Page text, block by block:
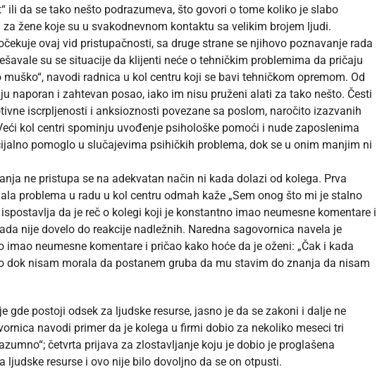
ili da se tako nešto podrazumeva, što govori o tome koliko je slabo
žene koje su u svakodnevnom kontaktu sa velikim brojem ljudi.
ovaj vid pristupačnosti, sa druge strane se njihovo poznavanje rada
su se situacije da klijenti neće o tehničkim problemima da pričaju
navodi radnica u kol centru koji se bavi tehničkom opremom. Od
naporan i zahtevan posao, iako im nisu pruženi alati za tako nešto. Česti
iscrpljenosti i anksioznosti povezane sa poslom, naročito izazvanih
kol centri spominju uvođenje psihološke pomoći i nude zaposlenima
pomoglo u slučajevima psihičkih problema, dok se u onim manjim ni
ne pristupa se na adekvatan način ni kada dolazi od kolega. Prva
problema u radu u kol centru odmah kaže „Sem onog što mi je stalno
da je reč o kolegi koji je konstantno imao neumesne komentare i
nije dovelo do reakcije nadležnih. Naredna sagovornica navela je
neumesne komentare i pričao kako hoće da je oženi: „Čak i kada
dok nisam morala da postanem gruba da mu stavim do znanja da nisam
gde postoji odsek za ljudske resurse, jasno je da se zakoni i dalje ne
navodi primer da je kolega u firmi dobio za nekoliko meseci tri
četvrta prijava za zlostavljanje koju je dobio je proglašena
ljudske resurse i ovo nije bilo dovoljno da se on otpusti.